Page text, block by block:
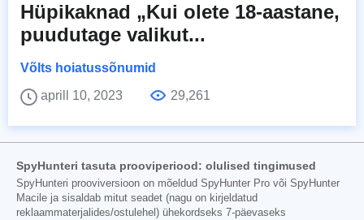
Hüpikaknad „Kui olete 18-aastane,
puudutage valikut...
Võlts hoiatussõnumid
aprill 10, 2023
29,261
SpyHunteri tasuta prooviperiood: olulised tingimused
SpyHunteri prooviversioon on mõeldud SpyHunter Pro või SpyHunter
Macile ja sisaldab mitut seadet (nagu on kirjeldatud
reklaammaterjalides/ostulehel) ühekordseks 7-päevaseks